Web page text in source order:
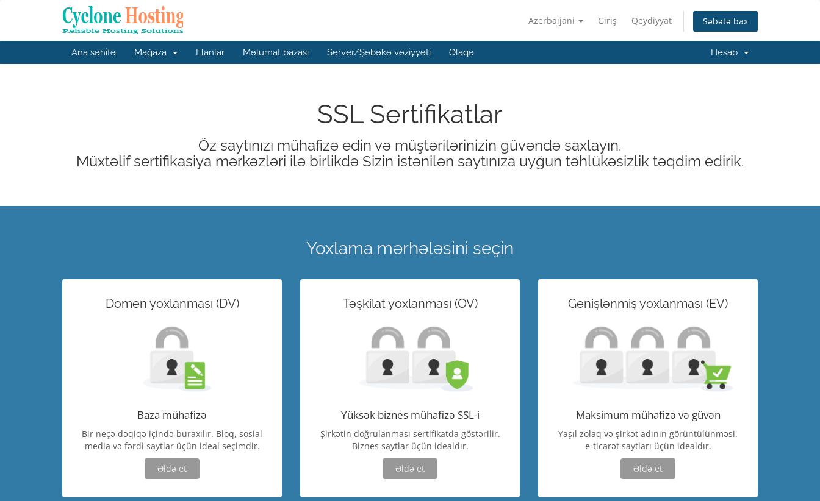
Azerbaijani Giriş Qeydiyyat Səbətə bax
Ana səhifə Mağaza Elanlar Məlumat bazası Server/Şəbəkə vəziyyəti Əlaqə Hesab
SSL Sertifikatlar
Öz saytınızı mühafizə edin və müştərilərinizin güvəndə saxlayın.
Müxtəlif sertifikasiya mərkəzləri ilə birlikdə Sizin istənilən saytınıza uyğun təhlükəsizlik təqdim edirik.
Yoxlama mərhələsini seçin
Domen yoxlanması (DV)
Baza mühafizə
Bir neçə dəqiqə içində buraxılır. Bloq, sosial
media və fərdi saytlar üçün ideal seçimdir.
Əldə et
Təşkilat yoxlanması (OV)
Yüksək biznes mühafizə SSL-i
Şirkətin doğrulanması sertifikatda göstərilir.
Biznes saytlar üçün idealdır.
Əldə et
Genişlənmiş yoxlanması (EV)
Maksimum mühafizə və güvən
Yaşıl zolaq və şirkət adının görüntülünməsi.
e-ticarət saytları üçün idealdır.
Əldə et